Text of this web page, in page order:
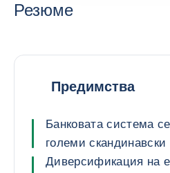
Резюме
Предимства
Банковата система
големи
Диверсификация на